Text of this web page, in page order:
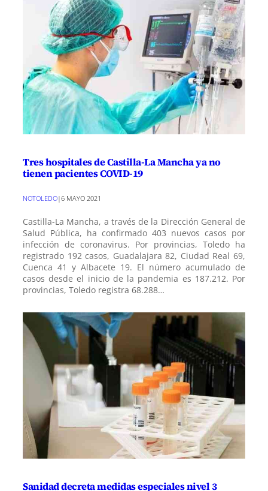
Tres hospitales de Castilla-La Mancha ya no
tienen pacientes COVID-19
NOTOLEDO|6 MAYO 2021
Castilla-La Mancha, a través de la Dirección General de
Salud Pública, ha confirmado 403 nuevos casos por
infección de coronavirus. Por provincias, Toledo ha
registrado 192 casos, Guadalajara 82, Ciudad Real 69,
Cuenca 41 y Albacete 19. El número acumulado de
casos desde el inicio de la pandemia es 187.212. Por
provincias, Toledo registra 68.288…
Sanidad decreta medidas especiales nivel 3